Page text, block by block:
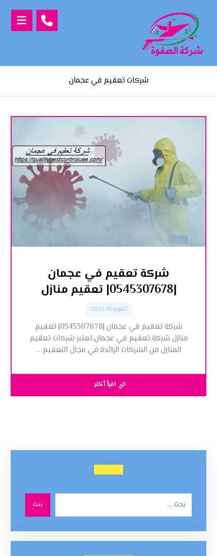
شركات تعقيم في عجمان
شركة تعقيم في عجمان
|0545307678| تعقيم منازل
أكتوبر 15, 2023
شركة تعقيم في عجمان |0545307678| تعقيم
منازل شركة تعقيم في عجمان.تعتبر شركات تعقيم
المنازل من الشركات الرائدة في مجال التعقيم ...
اقرأ أكثر
بحث